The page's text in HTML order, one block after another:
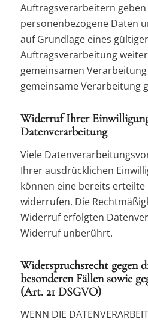
Auftragsverarbeitern
personenbezogene Daten
auf Grundlage eines
Auftragsverarbeitung
gemeinsamen
gemeinsame Verarbeitung
Widerruf Ihrer
Datenverarbeitung
Viele
Ihrer ausdrücklichen
können eine bereits
widerrufen. Die
Widerruf erfolgten
Widerruf unberührt.
Widerspruchsrecht gegen
besonderen Fällen sowie
(Art. 21 DSGVO)
WENN DIE